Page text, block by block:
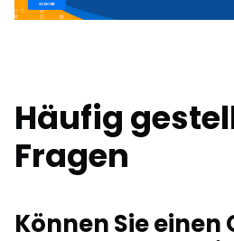
Häufig
Fragen
Können Sie einen